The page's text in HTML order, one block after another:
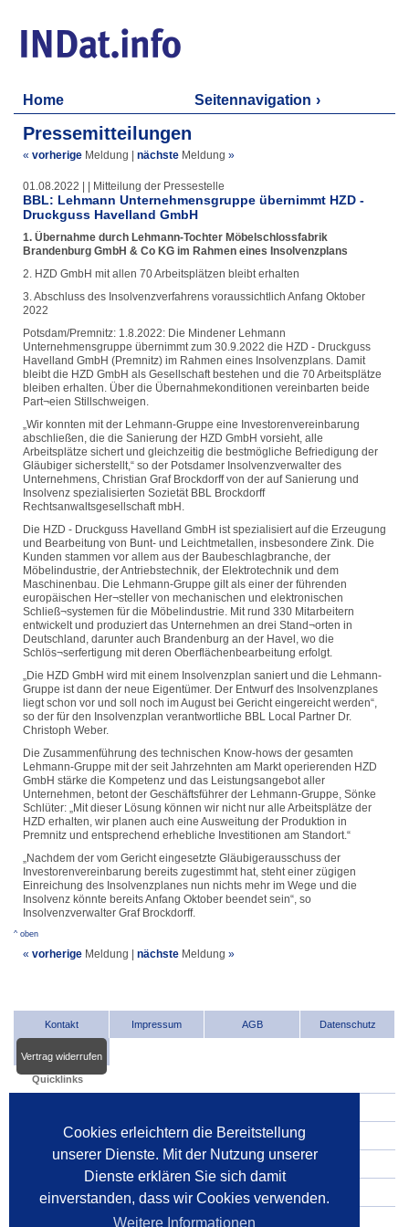
Cookies erleichtern die Bereitstellung
unserer Dienste. Mit der Nutzung unserer
Dienste erklären Sie sich damit
einverstanden, dass wir Cookies verwenden.
Weitere Informationen
Home Seitennavigation
Pressemitteilungen
« vorherige Meldung nächste Meldung »
01.08.2022 | | Mitteilung der Pressestelle
BBL: Lehmann Unternehmensgruppe übernimmt HZD -
Druckguss Havelland GmbH
1. Übernahme durch Lehmann-Tochter Möbelschlossfabrik
Brandenburg GmbH & Co KG im Rahmen eines Insolvenzplans
2. HZD GmbH mit allen 70 Arbeitsplätzen bleibt erhalten
3. Abschluss des Insolvenzverfahrens voraussichtlich Anfang Oktober
2022
Potsdam/Premnitz: 1.8.2022: Die Mindener Lehmann
Unternehmensgruppe übernimmt zum 30.9.2022 die HZD - Druckguss
Havelland GmbH (Premnitz) im Rahmen eines Insolvenzplans. Damit
bleibt die HZD GmbH als Gesellschaft bestehen und die 70 Arbeitsplätze
bleiben erhalten. Über die Übernahmekonditionen vereinbarten beide
Part¬eien Stillschweigen.
„Wir konnten mit der Lehmann-Gruppe eine Investorenvereinbarung
abschließen, die die Sanierung der HZD GmbH vorsieht, alle
Arbeitsplätze sichert und gleichzeitig die bestmögliche Befriedigung der
Gläubiger sicherstellt,“ so der Potsdamer Insolvenzverwalter des
Unternehmens, Christian Graf Brockdorff von der auf Sanierung und
Insolvenz spezialisierten Sozietät BBL Brockdorff
Rechtsanwaltsgesellschaft mbH.
Die HZD - Druckguss Havelland GmbH ist spezialisiert auf die Erzeugung
und Bearbeitung von Bunt- und Leichtmetallen, insbesondere Zink. Die
Kunden stammen vor allem aus der Baubeschlagbranche, der
Möbelindustrie, der Antriebstechnik, der Elektrotechnik und dem
Maschinenbau. Die Lehmann-Gruppe gilt als einer der führenden
europäischen Her¬steller von mechanischen und elektronischen
Schließ¬systemen für die Möbelindustrie. Mit rund 330 Mitarbeitern
entwickelt und produziert das Unternehmen an drei Stand¬orten in
Deutschland, darunter auch Brandenburg an der Havel, wo die
Schlös¬serfertigung mit deren Oberflächenbearbeitung erfolgt.
„Die HZD GmbH wird mit einem Insolvenzplan saniert und die Lehmann-
Gruppe ist dann der neue Eigentümer. Der Entwurf des Insolvenzplanes
liegt schon vor und soll noch im August bei Gericht eingereicht werden“,
so der für den Insolvenzplan verantwortliche BBL Local Partner Dr.
Christoph Weber.
Die Zusammenführung des technischen Know-hows der gesamten
Lehmann-Gruppe mit der seit Jahrzehnten am Markt operierenden HZD
GmbH stärke die Kompetenz und das Leistungsangebot aller
Unternehmen, betont der Geschäftsführer der Lehmann-Gruppe, Sönke
Schlüter: „Mit dieser Lösung können wir nicht nur alle Arbeitsplätze der
HZD erhalten, wir planen auch eine Ausweitung der Produktion in
Premnitz und entsprechend erhebliche Investitionen am Standort.“
„Nachdem der vom Gericht eingesetzte Gläubigerausschuss der
Investorenvereinbarung bereits zugestimmt hat, steht einer zügigen
Einreichung des Insolvenzplanes nun nichts mehr im Wege und die
Insolvenz könnte bereits Anfang Oktober beendet sein“, so
Insolvenzverwalter Graf Brockdorff.
^ oben
« vorherige Meldung nächste Meldung »
Kontakt Impressum AGB Datenschutz
Vertrag widerrufen
Quicklinks
INDat.extra
Dienstleister im Internet